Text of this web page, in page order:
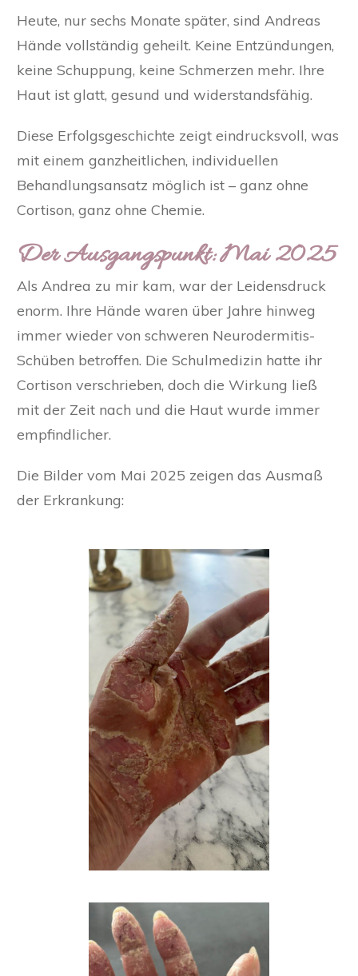
Heute, nur sechs Monate später, sind Andreas
Hände vollständig geheilt. Keine Entzündungen,
keine Schuppung, keine Schmerzen mehr. Ihre
Haut ist glatt, gesund und widerstandsfähig.
Diese Erfolgsgeschichte zeigt eindrucksvoll, was
mit einem ganzheitlichen, individuellen
Behandlungsansatz möglich ist – ganz ohne
Cortison, ganz ohne Chemie.
Der Ausgangspunkt: Mai 2025
Als Andrea zu mir kam, war der Leidensdruck
enorm. Ihre Hände waren über Jahre hinweg
immer wieder von schweren Neurodermitis-
Schüben betroffen. Die Schulmedizin hatte ihr
Cortison verschrieben, doch die Wirkung ließ
mit der Zeit nach und die Haut wurde immer
empfindlicher.
Die Bilder vom Mai 2025 zeigen das Ausmaß
der Erkrankung: